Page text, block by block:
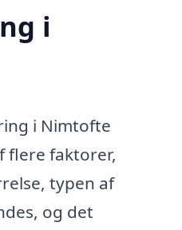
i
i Nimtofte
faktorer,
typen af
og det